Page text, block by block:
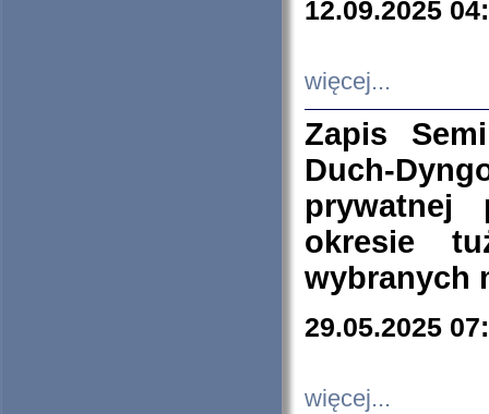
12.09.2025
więcej...
Zapis
Duch-
prywatnej
okresie
wybranych
29.05.2025
więcej...